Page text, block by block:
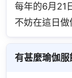
每年的6月21
不妨在這日做
有甚麼瑜伽服